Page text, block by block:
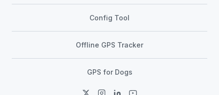
Config Tool
Offline GPS Tracker
GPS for Dogs